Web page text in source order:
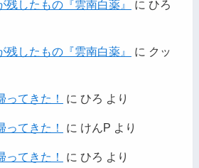
残したもの『雲南白薬』 に ひろ
残したもの『雲南白薬』 に クッ
ってきた！ に ひろ より
ってきた！ に けんP より
ってきた！ に ひろ より